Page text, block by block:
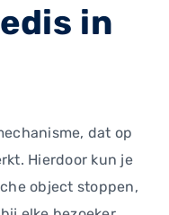
in
dat op
Hierdoor kun je
object stoppen,